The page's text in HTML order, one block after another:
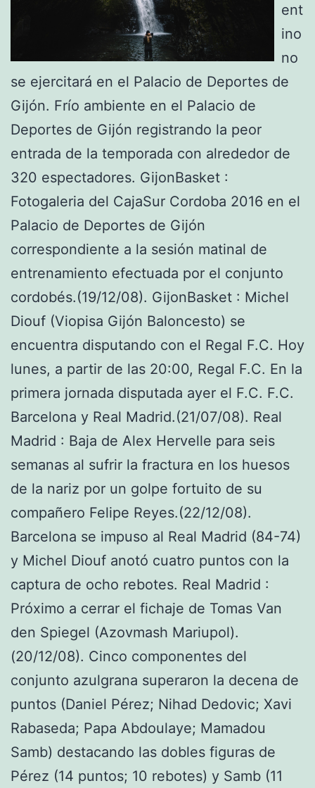
ent
ino
no
se ejercitará en el Palacio de Deportes de
Gijón. Frío ambiente en el Palacio de
Deportes de Gijón registrando la peor
entrada de la temporada con alrededor de
320 espectadores. GijonBasket :
Fotogaleria del CajaSur Cordoba 2016 en el
Palacio de Deportes de Gijón
correspondiente a la sesión matinal de
entrenamiento efectuada por el conjunto
cordobés.(19/12/08). GijonBasket : Michel
Diouf (Viopisa Gijón Baloncesto) se
encuentra disputando con el Regal F.C. Hoy
lunes, a partir de las 20:00, Regal F.C. En la
primera jornada disputada ayer el F.C. F.C.
Barcelona y Real Madrid.(21/07/08). Real
Madrid : Baja de Alex Hervelle para seis
semanas al sufrir la fractura en los huesos
de la nariz por un golpe fortuito de su
compañero Felipe Reyes.(22/12/08).
Barcelona se impuso al Real Madrid (84-74)
y Michel Diouf anotó cuatro puntos con la
captura de ocho rebotes. Real Madrid :
Próximo a cerrar el fichaje de Tomas Van
den Spiegel (Azovmash Mariupol).
(20/12/08). Cinco componentes del
conjunto azulgrana superaron la decena de
puntos (Daniel Pérez; Nihad Dedovic; Xavi
Rabaseda; Papa Abdoulaye; Mamadou
Samb) destacando las dobles figuras de
Pérez (14 puntos; 10 rebotes) y Samb (11